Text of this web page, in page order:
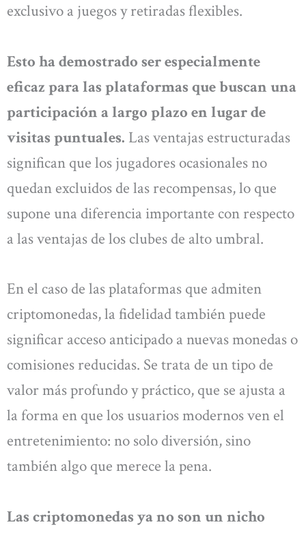
exclusivo a juegos y retiradas flexibles.
Esto ha demostrado ser especialmente
eficaz para las plataformas que buscan una
participación a largo plazo en lugar de
visitas puntuales. Las ventajas estructuradas
significan que los jugadores ocasionales no
quedan excluidos de las recompensas, lo que
supone una diferencia importante con respecto
a las ventajas de los clubes de alto umbral.
En el caso de las plataformas que admiten
criptomonedas, la fidelidad también puede
significar acceso anticipado a nuevas monedas o
comisiones reducidas. Se trata de un tipo de
valor más profundo y práctico, que se ajusta a
la forma en que los usuarios modernos ven el
entretenimiento: no solo diversión, sino
también algo que merece la pena.
Las criptomonedas ya no son un nicho